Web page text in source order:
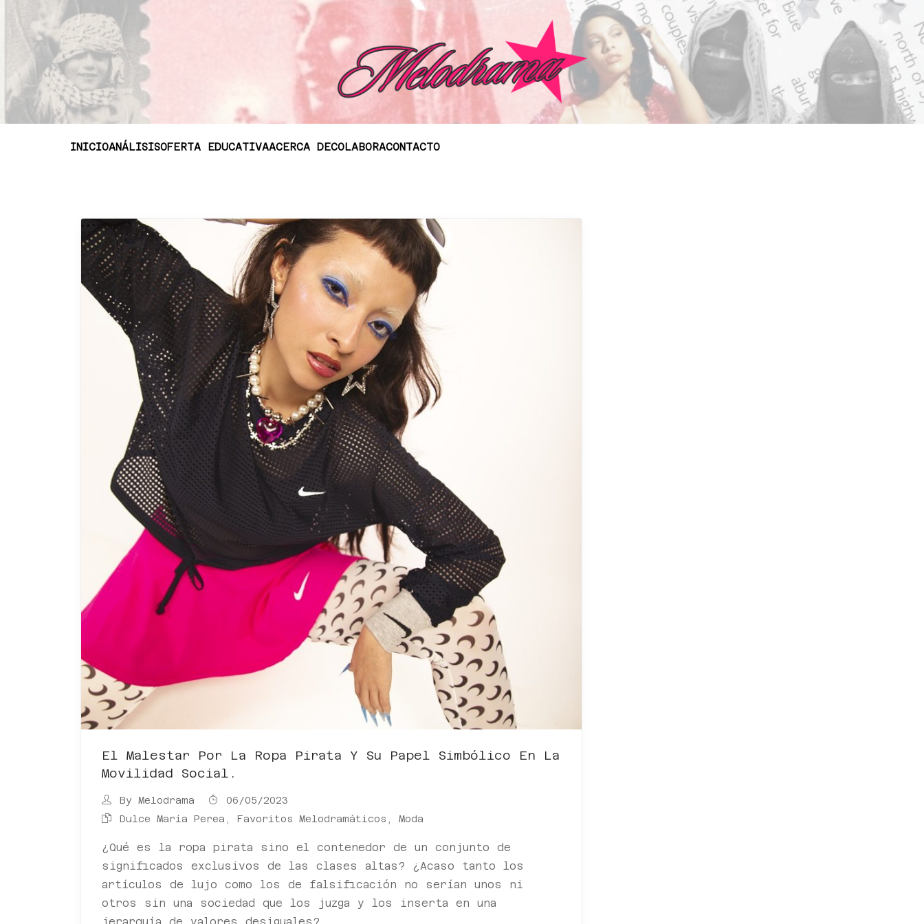
INICIOANÁLISISOFERTA EDUCATIVAACERCA DECOLABORACONTACTO
El Malestar Por La Ropa Pirata Y Su Papel Simbólico En La
Movilidad Social.
By Melodrama
06/05/2023
Dulce María Perea
Favoritos Melodramáticos Moda
¿Qué es la ropa pirata sino el contenedor de un conjunto de
significados exclusivos de las clases altas? ¿Acaso tanto los
artículos de lujo como los de falsificación no serían unos ni
otros sin una sociedad que los juzga y los inserta en una
jerarquía de valores desiguales?